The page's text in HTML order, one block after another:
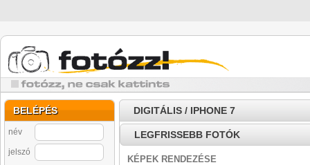
BELÉPÉS
név
jelszó
DIGITÁLIS / IPHONE 7
LEGFRISSEBB FOTÓK
KÉPEK RENDEZÉSE